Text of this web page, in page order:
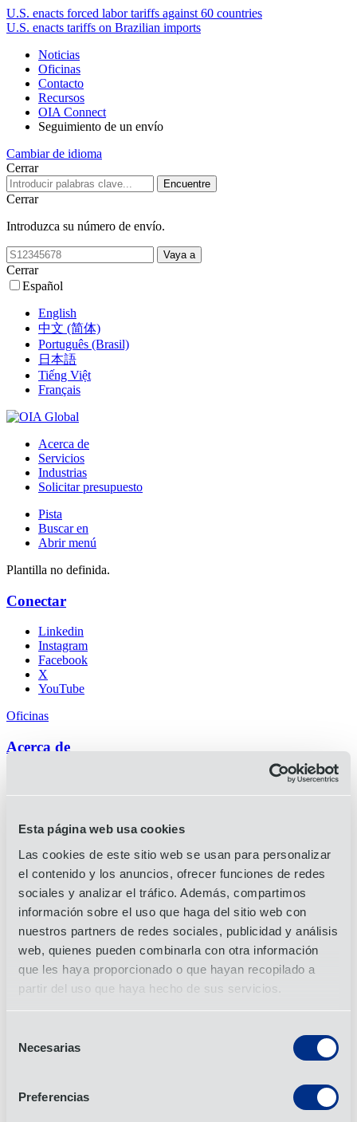
Esta página web usa cookies
Las cookies de este sitio web se usan para personalizar
el contenido y los anuncios, ofrecer funciones de redes
sociales y analizar el tráfico. Además, compartimos
información sobre el uso que haga del sitio web con
nuestros partners de redes sociales, publicidad y análisis
web, quienes pueden combinarla con otra información
que les haya proporcionado o que hayan recopilado a
partir del uso que haya hecho de sus servicios.
Necesarias
Preferencias
U.S. enacts forced labor tariffs against 60 countries
U.S. enacts tariffs on Brazilian imports
Noticias
Oficinas
Contacto
Recursos
OIA Connect
Seguimiento de un envío
Cambiar de idioma
Cerrar
Cerrar
Introduzca su número de envío.
Cerrar
Español
English
中文 (简体)
Português (Brasil)
日本語
Tiếng Việt
Français
Acerca de
Servicios
Industrias
Solicitar presupuesto
Pista
Buscar en
Abrir menú
Plantilla no definida.
Conectar
Linkedin
Instagram
Facebook
X
YouTube
Oficinas
Acerca de
Premios y certificaciones
Historia
Liderazgo
Sostenibilidad
Servicios
3PL
4PL
Transportedeaérea
Logística contractual
Aduanas
Transporte de marítimo
Logística de proyectos
Gestión de materias primas
Transporte de terrestre